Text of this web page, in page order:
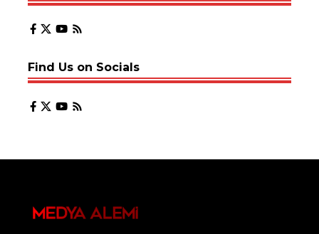
Find Us on Socials